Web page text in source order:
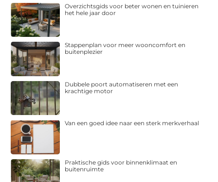
Overzichtsgids voor beter wonen en tuinieren
het hele jaar door
Stappenplan voor meer wooncomfort en
buitenplezier
Dubbele poort automatiseren met een
krachtige motor
Van een goed idee naar een sterk merkverhaal
Praktische gids voor binnenklimaat en
buitenruimte